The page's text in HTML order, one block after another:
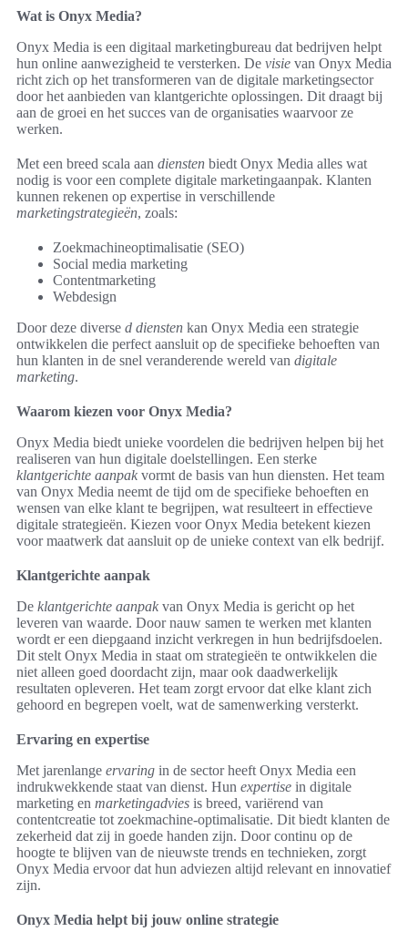
Wat is Onyx Media?
Onyx Media is een digitaal marketingbureau dat bedrijven helpt
hun online aanwezigheid te versterken. De visie van Onyx Media
richt zich op het transformeren van de digitale marketingsector
door het aanbieden van klantgerichte oplossingen. Dit draagt bij
aan de groei en het succes van de organisaties waarvoor ze
werken.
Met een breed scala aan diensten biedt Onyx Media alles wat
nodig is voor een complete digitale marketingaanpak. Klanten
kunnen rekenen op expertise in verschillende
marketingstrategieën, zoals:
Zoekmachineoptimalisatie (SEO)
Social media marketing
Contentmarketing
Webdesign
Door deze diverse d diensten kan Onyx Media een strategie
ontwikkelen die perfect aansluit op de specifieke behoeften van
hun klanten in de snel veranderende wereld van digitale
marketing.
Waarom kiezen voor Onyx Media?
Onyx Media biedt unieke voordelen die bedrijven helpen bij het
realiseren van hun digitale doelstellingen. Een sterke
klantgerichte aanpak vormt de basis van hun diensten. Het team
van Onyx Media neemt de tijd om de specifieke behoeften en
wensen van elke klant te begrijpen, wat resulteert in effectieve
digitale strategieën. Kiezen voor Onyx Media betekent kiezen
voor maatwerk dat aansluit op de unieke context van elk bedrijf.
Klantgerichte aanpak
De klantgerichte aanpak van Onyx Media is gericht op het
leveren van waarde. Door nauw samen te werken met klanten
wordt er een diepgaand inzicht verkregen in hun bedrijfsdoelen.
Dit stelt Onyx Media in staat om strategieën te ontwikkelen die
niet alleen goed doordacht zijn, maar ook daadwerkelijk
resultaten opleveren. Het team zorgt ervoor dat elke klant zich
gehoord en begrepen voelt, wat de samenwerking versterkt.
Ervaring en expertise
Met jarenlange ervaring in de sector heeft Onyx Media een
indrukwekkende staat van dienst. Hun expertise in digitale
marketing en marketingadvies is breed, variërend van
contentcreatie tot zoekmachine-optimalisatie. Dit biedt klanten de
zekerheid dat zij in goede handen zijn. Door continu op de
hoogte te blijven van de nieuwste trends en technieken, zorgt
Onyx Media ervoor dat hun adviezen altijd relevant en innovatief
zijn.
Onyx Media helpt bij jouw online strategie